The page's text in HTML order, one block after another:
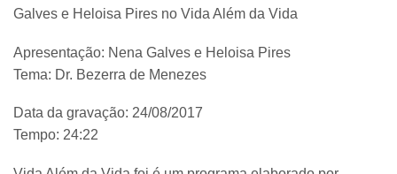
Galves e Heloisa Pires no Vida Além da Vida
Apresentação: Nena Galves e Heloisa Pires
Tema: Dr. Bezerra de Menezes
Data da gravação: 24/08/2017
Tempo: 24:22